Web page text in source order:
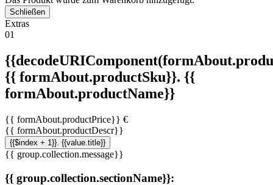
Schließen
Extras
01
{{ formAbout.productSku}}. {{
formAbout.productName}}
{{ formAbout.productPrice}} €
{{ formAbout.productDescr}}
{{$index + 1}}. {{value.title}}
{{ group.collection.message}}
{{ group.collection.sectionName}}: